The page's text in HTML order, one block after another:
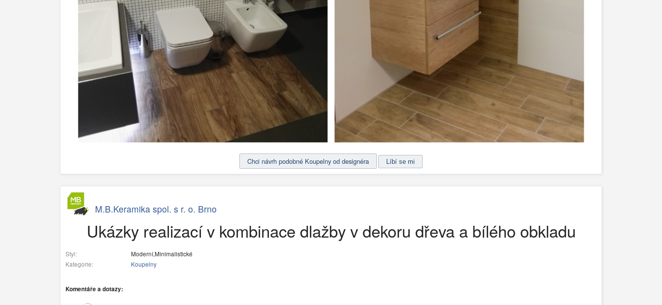
Chci návrh podobné Koupelny od designéra
M.B.Keramika spol. s r. o. Brno
Ukázky realizací v kombinace dlažby v dekoru dřeva a bílého obkladu
Styl:
Moderní,Minimalistické
Kategorie:
Koupelny
Komentáře a dotazy: